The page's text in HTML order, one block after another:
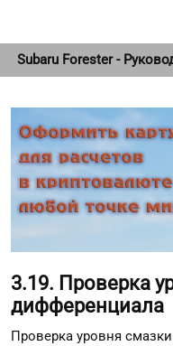
Subaru Forester -
3.19. Проверка
дифференциала
Проверка уровня